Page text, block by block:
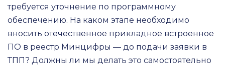
требуется уточнение по программному
обеспечению. На каком этапе необходимо
вносить отечественное прикладное встроенное
ПО в реестр Минцифры — до подачи заявки в
ТПП? Должны ли мы делать это самостоятельно